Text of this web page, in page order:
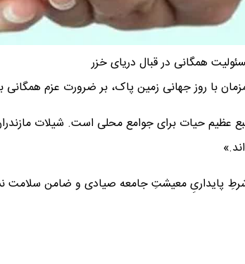
همگانی در قبال دریای خزر
با روز جهانی زمین پاک، بر ضرورت عزم همگانی
عظیم حیات برای جوامع محلی است. شیلات
پایداریِ معیشتِ جامعه صیادی و ضامن سلامت